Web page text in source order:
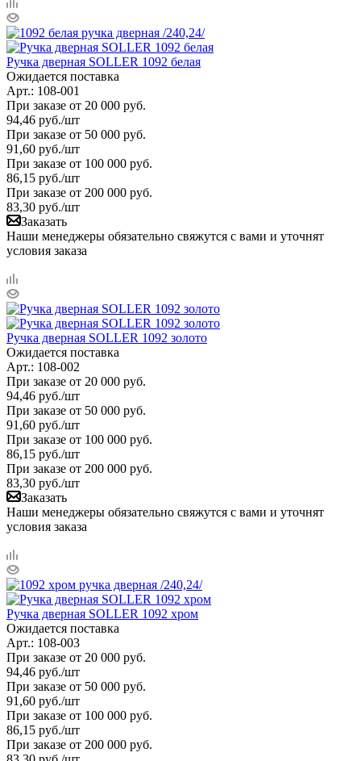
Ручка дверная SOLLER 1092 белая
Ожидается поставка
Арт.: 108-001
При заказе от 20 000 руб.
94,46 руб./шт
При заказе от 50 000 руб.
91,60 руб./шт
При заказе от 100 000 руб.
86,15 руб./шт
При заказе от 200 000 руб.
83,30 руб./шт
Заказать
Наши менеджеры обязательно свяжутся с вами и уточнят
условия заказа
Ручка дверная SOLLER 1092 золото
Ожидается поставка
Арт.: 108-002
При заказе от 20 000 руб.
94,46 руб./шт
При заказе от 50 000 руб.
91,60 руб./шт
При заказе от 100 000 руб.
86,15 руб./шт
При заказе от 200 000 руб.
83,30 руб./шт
Заказать
Наши менеджеры обязательно свяжутся с вами и уточнят
условия заказа
Ручка дверная SOLLER 1092 хром
Ожидается поставка
Арт.: 108-003
При заказе от 20 000 руб.
94,46 руб./шт
При заказе от 50 000 руб.
91,60 руб./шт
При заказе от 100 000 руб.
86,15 руб./шт
При заказе от 200 000 руб.